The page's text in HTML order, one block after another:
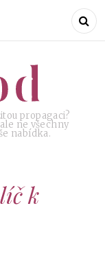
propagaci?
ne všechny
nabídka.
k